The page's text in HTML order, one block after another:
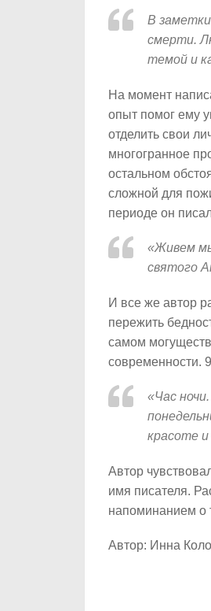
В
смерти.
темой и
На момент
опыт помог ему
отделить свои
многогранное
остальном
сложной для
периоде он
«Живем
святого
И все же автор
пережить
самом
современности.
«Час
красоте
Автор
имя писателя.
напоминанием о
Автор: Инна